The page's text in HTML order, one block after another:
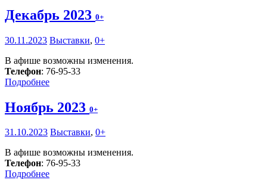
Декабрь 2023 0+
30.11.2023 Выставки, 0+
В афише возможны изменения.
Телефон: 76-95-33
Подробнее
Ноябрь 2023 0+
31.10.2023 Выставки, 0+
В афише возможны изменения.
Телефон: 76-95-33
Подробнее